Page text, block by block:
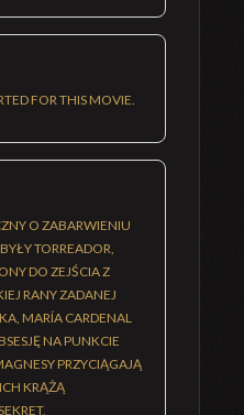
FOR THIS MOVIE.
O ZABARWIENIU
TORREADOR,
DO ZEJŚCIA Z
RANY ZADANEJ
MARÍA CARDENAL
NA PUNKCIE
PRZYCIĄGAJĄ
KRĄŻĄ